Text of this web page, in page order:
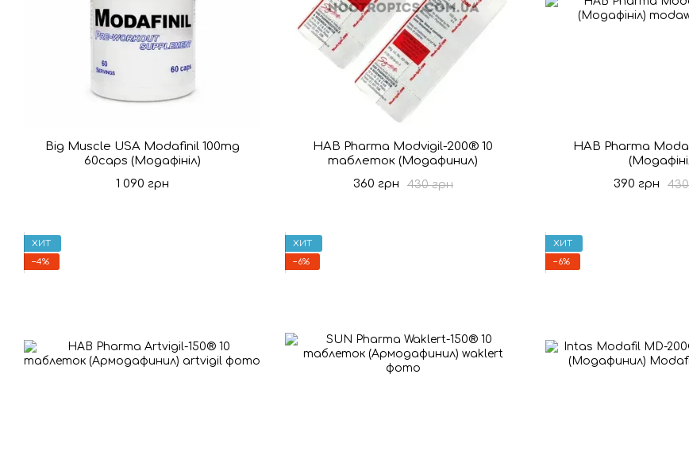
Big Muscle USA Modafinil 100mg
60caps (Модафініл)
1 090 грн
HAB Pharma Modvigil-200® 10
таблеток (Модафинил)
430 грн
360 грн
HAB Pharma
390 грн
ХИТ
−4%
ХИТ
−6%
ХИТ
−6%